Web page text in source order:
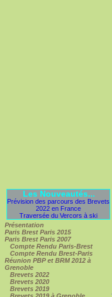
Les Nouveautés...
Prévision des parcours des Brevets
2022 en France
Traversée du Vercors à ski
Présentation
Paris Brest Paris 2015
Paris Brest Paris 2007
Compte Rendu Paris-Brest
Compte Rendu Brest-Paris
Réunion PBP et BRM 2012 à
Grenoble
Brevets 2022
Brevets 2020
Brevets 2019